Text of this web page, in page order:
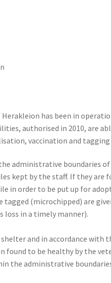
has been in
authorised in 2010, are
vaccination and
administrative boundaries
kept by the staff. If they
in order to be put up for
tagged (microchipped) are
loss in a timely manner).
and in accordance with
found to be healthy by the
the administrative